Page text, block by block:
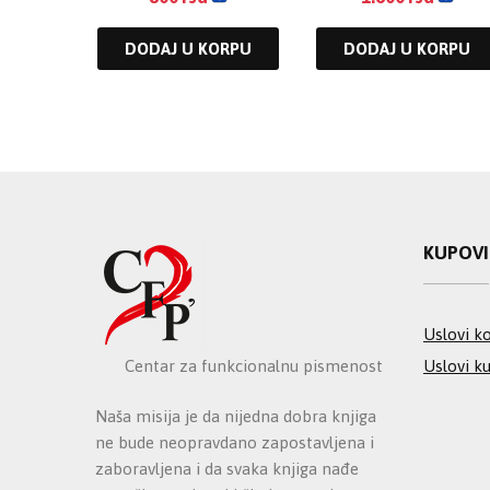
DODAJ U KORPU DODAJ U KORPU
Centar za funkcionalnu pismenost
Naša misija je da nijedna dobra knjiga
ne bude neopravdano zapostavljena i
zaboravljena i da svaka knjiga nađe
Uslovi
Uslovi